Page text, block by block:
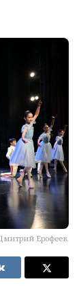
Ерофеев.